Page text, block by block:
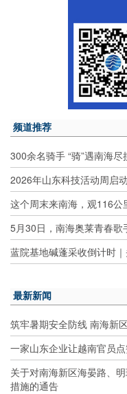
频道推荐
300余名骑手 “骑”遇南海尽
2026年山东科技活动周启
这个周末来南海，观116公
5月30日，南海奥莱青春歌
蓝院基地碱蓬采收倒计时
最新新闻
筑牢暑期安全防线 南海新
一家山东企业让越南官员
关于对南海新区海晏路、
措施的通告